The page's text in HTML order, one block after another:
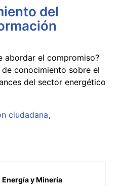
del
abordar el compromiso?
conocimiento sobre el
del sector energético
ciudadana
y Minería